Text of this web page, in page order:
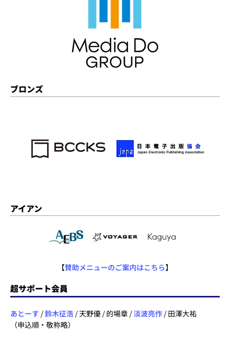
ブロンズ
アイアン
【賛助メニューのご案内はこちら】
超サポート会員
あとーす /鈴木征浩 / 天野優 / 的場章 /淡波亮作 / 田澤大祐
（申込順・敬称略）